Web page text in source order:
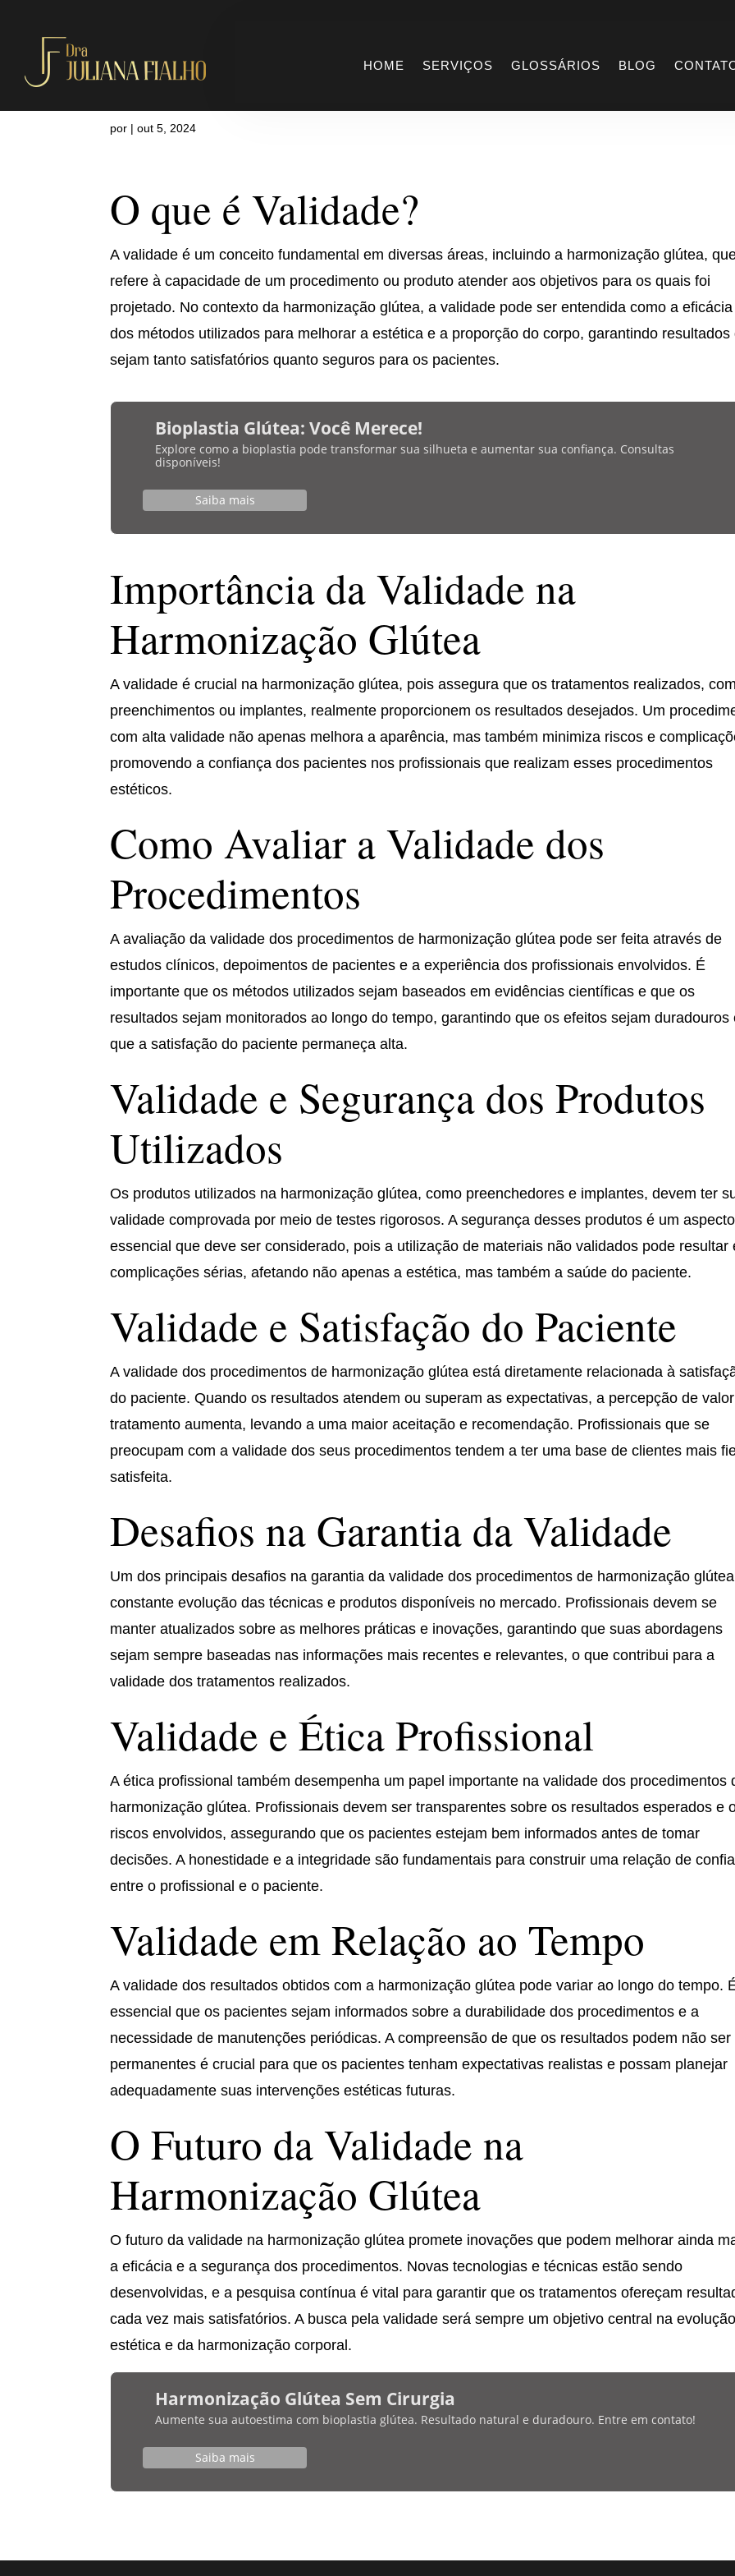
HOME SERVIÇOS GLOSSÁRIOS BLOG
O que é Validade
por |out 5, 2024
O que é Validade?
A validade é um conceito fundamental em diversas áreas, incluindo a harmonização glútea,
refere à capacidade de um procedimento ou produto atender aos objetivos para os quais foi
projetado. No contexto da harmonização glútea, a validade pode ser entendida como a eficácia
dos métodos utilizados para melhorar a estética e a proporção do corpo, garantindo resultados
sejam tanto satisfatórios quanto seguros para os pacientes.
Bioplastia Glútea: Você Merece!
Explore como a bioplastia pode transformar sua silhueta e aumentar sua confiança. Consultas
disponíveis!
Saiba mais
Importância da Validade na
Harmonização Glútea
A validade é crucial na harmonização glútea, pois assegura que os tratamentos realizados,
preenchimentos ou implantes, realmente proporcionem os resultados desejados. Um
com alta validade não apenas melhora a aparência, mas também minimiza riscos e
promovendo a confiança dos pacientes nos profissionais que realizam esses procedimentos
estéticos.
Como Avaliar a Validade dos
Procedimentos
A avaliação da validade dos procedimentos de harmonização glútea pode ser feita através de
estudos clínicos, depoimentos de pacientes e a experiência dos profissionais envolvidos. É
importante que os métodos utilizados sejam baseados em evidências científicas e que os
resultados sejam monitorados ao longo do tempo, garantindo que os efeitos sejam duradouros
que a satisfação do paciente permaneça alta.
Validade e Segurança dos Produtos
Utilizados
Os produtos utilizados na harmonização glútea, como preenchedores e implantes, devem ter
validade comprovada por meio de testes rigorosos. A segurança desses produtos é um aspecto
essencial que deve ser considerado, pois a utilização de materiais não validados pode resultar
complicações sérias, afetando não apenas a estética, mas também a saúde do paciente.
Validade e Satisfação do Paciente
A validade dos procedimentos de harmonização glútea está diretamente relacionada à
do paciente. Quando os resultados atendem ou superam as expectativas, a percepção de
tratamento aumenta, levando a uma maior aceitação e recomendação. Profissionais que se
preocupam com a validade dos seus procedimentos tendem a ter uma base de clientes mais
satisfeita.
Desafios na Garantia da Validade
Um dos principais desafios na garantia da validade dos procedimentos de harmonização
constante evolução das técnicas e produtos disponíveis no mercado. Profissionais devem se
manter atualizados sobre as melhores práticas e inovações, garantindo que suas abordagens
sejam sempre baseadas nas informações mais recentes e relevantes, o que contribui para a
validade dos tratamentos realizados.
Validade e Ética Profissional
A ética profissional também desempenha um papel importante na validade dos procedimentos
harmonização glútea. Profissionais devem ser transparentes sobre os resultados esperados e
riscos envolvidos, assegurando que os pacientes estejam bem informados antes de tomar
decisões. A honestidade e a integridade são fundamentais para construir uma relação de
entre o profissional e o paciente.
Validade em Relação ao Tempo
A validade dos resultados obtidos com a harmonização glútea pode variar ao longo do tempo.
essencial que os pacientes sejam informados sobre a durabilidade dos procedimentos e a
necessidade de manutenções periódicas. A compreensão de que os resultados podem não ser
permanentes é crucial para que os pacientes tenham expectativas realistas e possam planejar
adequadamente suas intervenções estéticas futuras.
O Futuro da Validade na
Harmonização Glútea
O futuro da validade na harmonização glútea promete inovações que podem melhorar ainda
a eficácia e a segurança dos procedimentos. Novas tecnologias e técnicas estão sendo
desenvolvidas, e a pesquisa contínua é vital para garantir que os tratamentos ofereçam
cada vez mais satisfatórios. A busca pela validade será sempre um objetivo central na
estética e da harmonização corporal.
Harmonização Glútea Sem Cirurgia
Aumente sua autoestima com bioplastia glútea. Resultado natural e duradouro. Entre em contato!
Saiba mais